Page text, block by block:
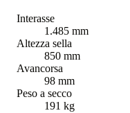
Interasse
1.485 mm
Altezza sella
850 mm
Avancorsa
98 mm
Peso a secco
191 kg